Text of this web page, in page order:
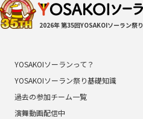
2026年 第35回YOSAKOIソーラン祭り
YOSAKOIソーランって？
YOSAKOIソーラン祭り基礎知識
過去の参加チーム一覧
演舞動画配信中